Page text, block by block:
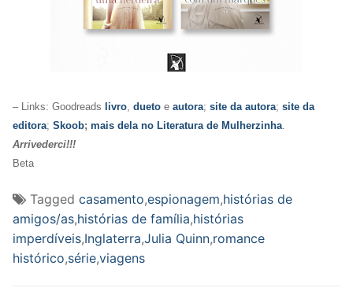
– Links: Goodreads livro, dueto e autora; site da autora; site da
editora; Skoob; mais dela no Literatura de Mulherzinha.
Arrivederci!!!
Beta
Tagged casamento,espionagem,histórias de
amigos/as,histórias de família,histórias
imperdíveis,Inglaterra,Julia Quinn,romance
histórico,série,viagens